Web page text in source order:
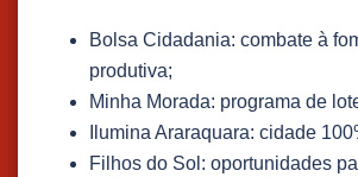
Bolsa Cidadania: combate à
produtiva;
Minha Morada: programa de
Ilumina Araraquara: cidade
Filhos do Sol: oportunidades